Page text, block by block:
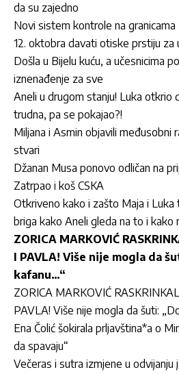
da su zajedno
Novi sistem kontrole na granicama
12. oktobra davati otiske prstiju za
Došla u Bijelu kuću, a učesnicima
iznenađenje za sve
Aneli u drugom stanju! Luka otkrio
trudna, pa se pokajao?!
Miljana i Asmin objavili međusobni
stvari
Džanan Musa ponovo odličan na
Zatrpao i koš CSKA
Otkriveno kako i zašto Maja i Luka
briga kako Aneli gleda na to i kako
ZORICA MARKOVIĆ
I PAVLA! Više nije mogla da
kafanu…“
ZORICA MARKOVIĆ
PAVLA! Više nije mogla da šuti:
Ena Čolić šokirala prljavština*a o
da spavaju“
Večeras i sutra izmjene u odvijanju